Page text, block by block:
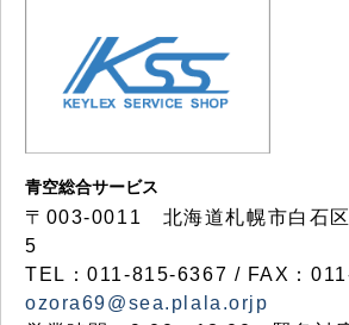
青空総合サービス
〒003-0011 北海道札幌市白石
5
TEL：011-815-6367 / FAX：
ozora69@sea.plala.orjp